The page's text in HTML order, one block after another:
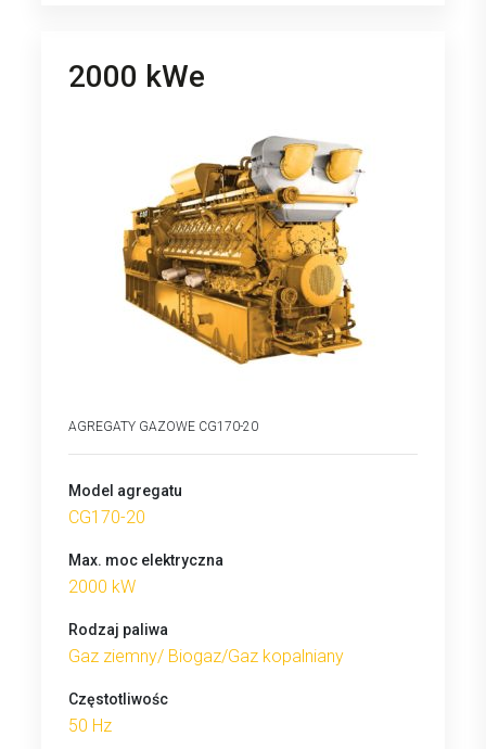
2000 kWe
AGREGATY GAZOWE CG170-20
Model agregatu
CG170-20
Max. moc elektryczna
2000 kW
Rodzaj paliwa
Gaz ziemny/ Biogaz/Gaz kopalniany
Częstotliwośc
50 Hz